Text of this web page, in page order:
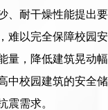
、耐干燥性能提出
难以完全保障校园
量，降低建筑晃动
中校园建筑的安全
震需求。